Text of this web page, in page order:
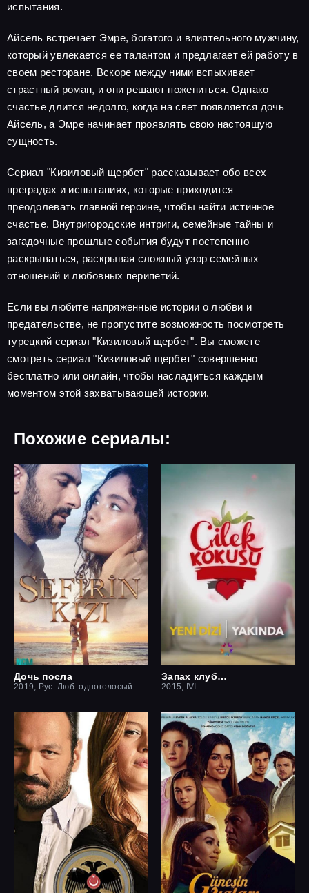
испытания.
Айсель встречает Эмре, богатого и влиятельного мужчину,
который увлекается ее талантом и предлагает ей работу в
своем ресторане. Вскоре между ними вспыхивает
страстный роман, и они решают пожениться. Однако
счастье длится недолго, когда на свет появляется дочь
Айсель, а Эмре начинает проявлять свою настоящую
сущность.
Сериал "Кизиловый щербет" рассказывает обо всех
преградах и испытаниях, которые приходится
преодолевать главной героине, чтобы найти истинное
счастье. Внутригородские интриги, семейные тайны и
загадочные прошлые события будут постепенно
раскрываться, раскрывая сложный узор семейных
отношений и любовных перипетий.
Если вы любите напряженные истории о любви и
предательстве, не пропустите возможность посмотреть
турецкий сериал "Кизиловый щербет". Вы сможете
смотреть сериал "Кизиловый щербет" совершенно
бесплатно или онлайн, чтобы насладиться каждым
моментом этой захватывающей истории.
Похожие сериалы:
Дочь посла
2019, Рус. Люб. одноголосый
Запах клубники
2015, IVI